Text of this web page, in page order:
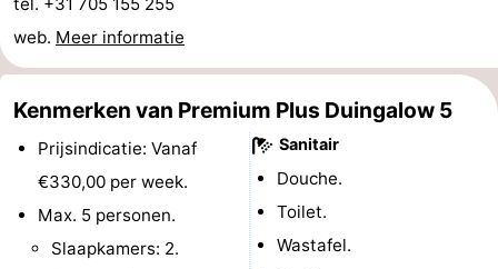
Hollands
Noordwijk
-
Den
Haag
Rotterdam
Rockanje
Weer
web. Meer informatie
Kenmerken van Premium Plus Duingalow 5
Prijsindicatie: Vanaf
€330,00 per week.
Max. 5 personen.
Slaapkamers: 2.
Sanitair
Douche.
Toilet.
Wastafel.